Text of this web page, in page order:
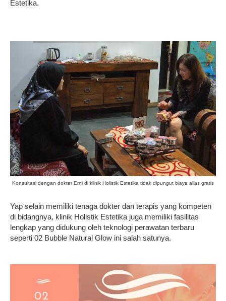
Estetika.
Konsultasi dengan dokter Erni di klinik Holistik Estetika tidak dipungut biaya alias gratis
Yap selain memiliki tenaga dokter dan terapis yang kompeten
di bidangnya, klinik Holistik Estetika juga memiliki fasilitas
lengkap yang didukung oleh teknologi perawatan terbaru
seperti 02 Bubble Natural Glow ini salah satunya.